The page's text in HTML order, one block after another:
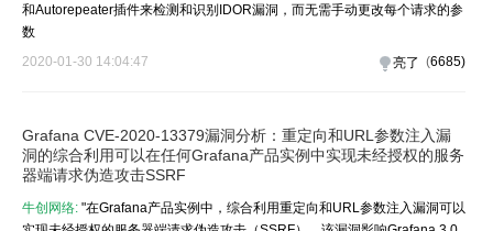
和Autorepeater插件来检测和识别IDOR漏洞，而无需手动更改每个请求的参
数
2020-01-30 14:04:47
)
6685
(
亮了
Grafana CVE-2020-13379漏洞分析：重定向和URL参数注入漏
洞的综合利用可以在任何Grafana产品实例中实现未经授权的服务
器端请求伪造攻击SSRF
牛创网络: "在Grafana产品实例中，综合利用重定向和URL参数注入漏洞可以